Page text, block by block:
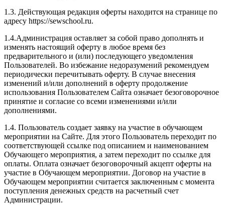
1.3. Действующая редакция оферты находится на странице по
адресу https://sewschool.ru.
1.4.Администрация оставляет за собой право дополнять и
изменять настоящий оферту в любое время без
предварительного и (или) последующего уведомления
Пользователей. Во избежание недоразумений рекомендуем
периодически перечитывать оферту. В случае внесения
изменений и/или дополнений в оферту продолжение
использования Пользователем Сайта означает безоговорочное
принятие и согласие со всеми изменениями и/или
дополнениями.
1.4. Пользователь создает заявку на участие в обучающем
мероприятии на Сайте. Для этого Пользователь переходит по
соответствующей ссылке под описанием и наименованием
Обучающего мероприятия, а затем переходит по ссылке для
оплаты. Оплата означает безоговорочный акцепт оферты на
участие в Обучающем мероприятии. Договор на участие в
Обучающем мероприятии считается заключенным с момента
поступления денежных средств на расчетный счет
Администрации.